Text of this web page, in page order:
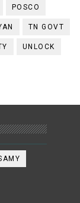
POSCO
TN GOVT
UNLOCK